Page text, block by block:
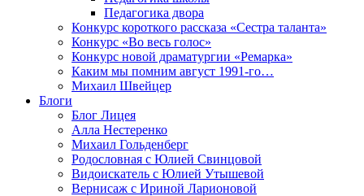
Педагогика двора
Конкурс короткого рассказа «Сестра таланта»
Конкурс «Во весь голос»
Конкурс новой драматургии «Ремарка»
Каким мы помним август 1991-го…
Михаил Швейцер
Блоги
Блог Лицея
Алла Нестеренко
Михаил Гольденберг
Родословная с Юлией Свинцовой
Видоискатель с Юлией Утышевой
Вернисаж с Ириной Ларионовой